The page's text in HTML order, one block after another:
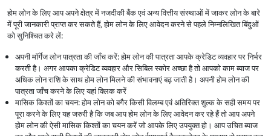
होम लोन के लिए आप अपने क्षेत्र में नजदीकी बैंक एवं अन्य वित्तीय संस्थाओं में जाकर लोन के बारे
में पूरी जानकारी प्राप्त कर सकते हैं, होम लोन के लिए आवेदन करने से पहले निम्नलिखित बिंदुओं
को सुनिश्चित करे लें:
अपनी मॉर्गेज लोन पात्रता की जाँच करें: होम लोन की पात्रता आपके क्रेडिट व्यवहार पर निर्भर
करती है। अगर आपका क्रेडिट व्यवहार और सिबिल स्कोर अच्छा है तो आपको काम ब्याज पर
अधिक लोन राशि के साथ होम लोन मिलने की संभावनाएं बढ़ जाती है। अपनी होम लोन की
पात्रता जाँच करने के लिए यहां क्लिक करें
मासिक किश्तों का चयन: होम लोन को बगैर किसी विलम्ब एवं अतिरिक्त शुल्क के सही समय पर
पूरा करने के लिए यह जरुरी है कि जब आप होम लोन के लिए आवेदन कर रहे हैं तो आप अपने
होम लोन की ऐसी मासिक किश्तों का चयन करें जो आपके लिए उपयुक्त हो। आप उचित ब्याज